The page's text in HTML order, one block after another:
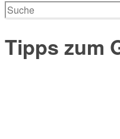
Suchen
nach:
Tipps zum